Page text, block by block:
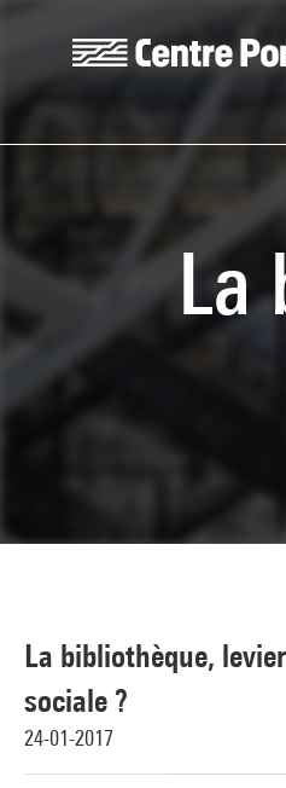
La
La bibliothèque,
sociale ?
24-01-2017